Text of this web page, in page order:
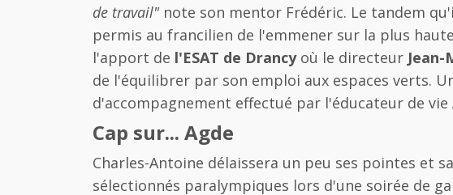
de travail" note son mentor Frédéric. Le tandem
permis au francilien de l'emmener sur la plus
l'apport de l'ESAT de Drancyoù le directeur
de l'équilibrer par son emploi aux espaces verts.
d'accompagnement effectué par l'éducateur de vie
Cap sur... Agde
Charles-Antoine délaissera un peu ses pointes
sélectionnés paralympiques lors d'une soirée de